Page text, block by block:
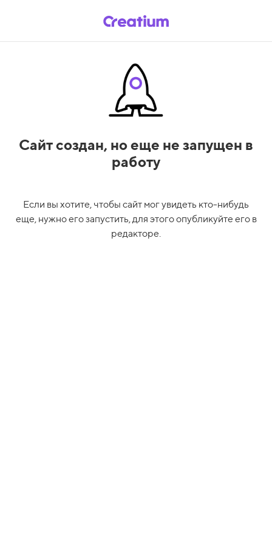
Сайт создан, но еще не запущен в
работу
Если вы хотите, чтобы сайт мог увидеть кто-нибудь
еще, нужно его запустить, для этого опубликуйте его в
редакторе.